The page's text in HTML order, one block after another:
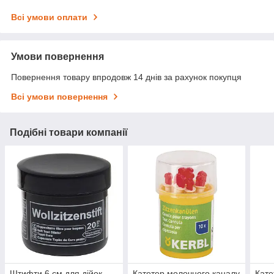
Всі умови оплати
Умови повернення
Повернення товару впродовж 14 днів за рахунок покупця
Всі умови повернення
Подібні товари компанії